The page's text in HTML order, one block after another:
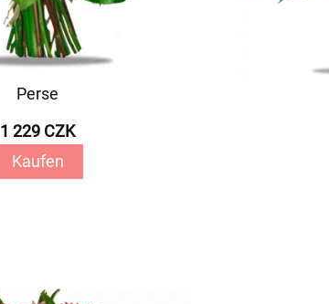
Perse
1 229 CZK
Kaufen